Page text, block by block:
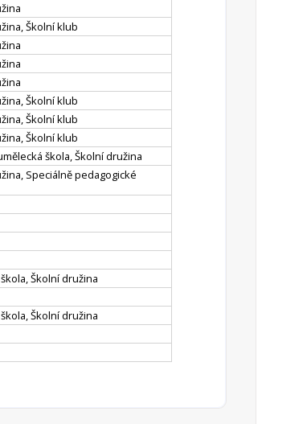
Školní klub
Školní klub
Školní klub
Školní klub
škola, Školní družina
Speciálně pedagogické
Školní družina
Školní družina